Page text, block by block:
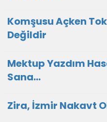
Komşusu Açken
Değildir
Mektup Yazdım
Sana…
Zira, İzmir Nakavt